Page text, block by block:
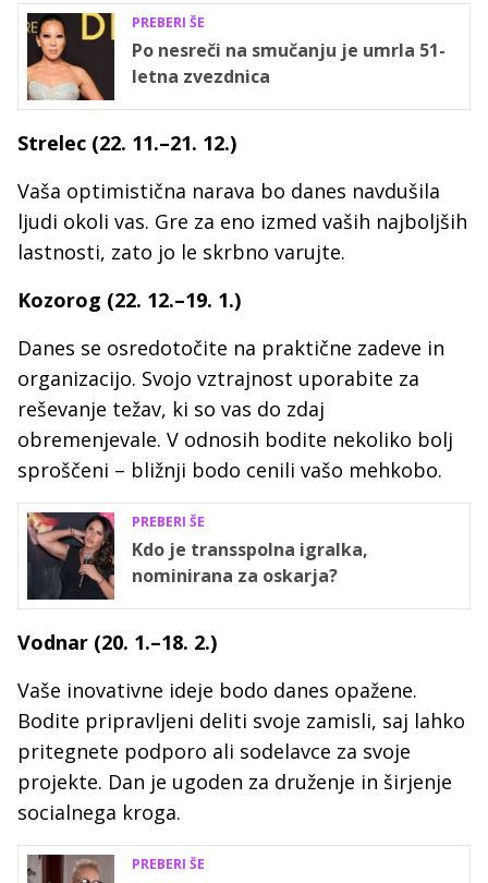
PREBERI ŠE
Po nesreči na smučanju je umrla 51-
letna zvezdnica
Strelec (22. 11.–21. 12.)
Vaša optimistična narava bo danes navdušila
ljudi okoli vas. Gre za eno izmed vaših najboljših
lastnosti, zato jo le skrbno varujte.
Kozorog (22. 12.–19. 1.)
Danes se osredotočite na praktične zadeve in
organizacijo. Svojo vztrajnost uporabite za
reševanje težav, ki so vas do zdaj
obremenjevale. V odnosih bodite nekoliko bolj
sproščeni – bližnji bodo cenili vašo mehkobo.
PREBERI ŠE
Kdo je transspolna igralka,
nominirana za oskarja?
Vodnar (20. 1.–18. 2.)
Vaše inovativne ideje bodo danes opažene.
Bodite pripravljeni deliti svoje zamisli, saj lahko
pritegnete podporo ali sodelavce za svoje
projekte. Dan je ugoden za druženje in širjenje
socialnega kroga.
PREBERI ŠE